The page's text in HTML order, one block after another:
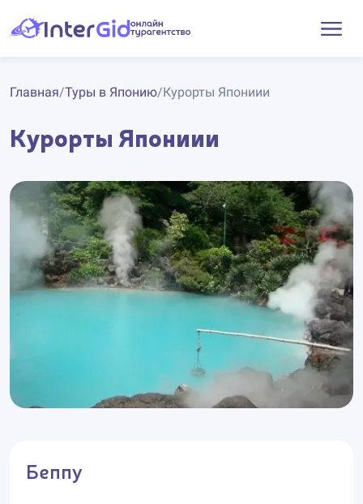
Главная/Туры в Японию/Курорты Япониии
Курорты Япониии
Беппу